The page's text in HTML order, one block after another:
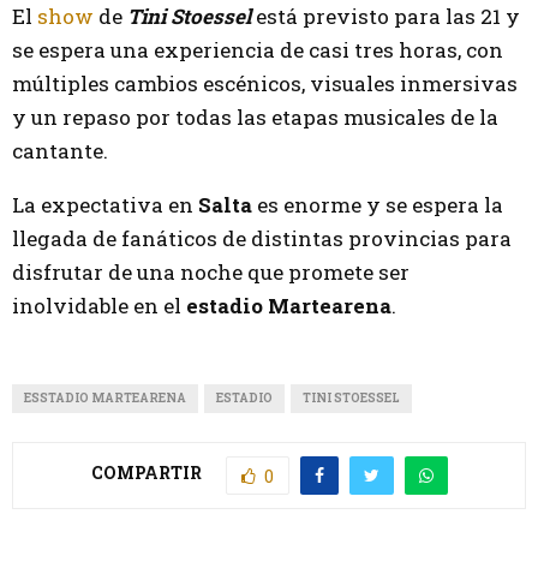
El show de Tini Stoesselestá previsto para las 21 y
se espera una experiencia de casi tres horas, con
múltiples cambios escénicos, visuales inmersivas
y un repaso por todas las etapas musicales de la
cantante.
La expectativa en Salta es enorme y se espera la
llegada de fanáticos de distintas provincias para
disfrutar de una noche que promete ser
inolvidable en el estadio Martearena.
ESSTADIO MARTEARENA ESTADIO TINI STOESSEL
COMPARTIR 0